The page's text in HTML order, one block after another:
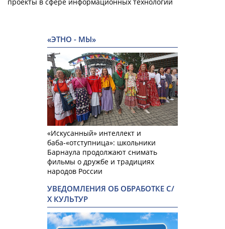
«ЭТНО - МЫ»
«Искусанный» интеллект и
баба-«отступница»: школьники
Барнаула продолжают снимать
фильмы о дружбе и традициях
народов России
УВЕДОМЛЕНИЯ ОБ ОБРАБОТКЕ С/
Х КУЛЬТУР